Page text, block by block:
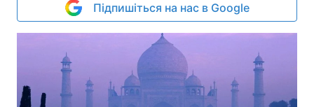
Підпишіться на нас в Google